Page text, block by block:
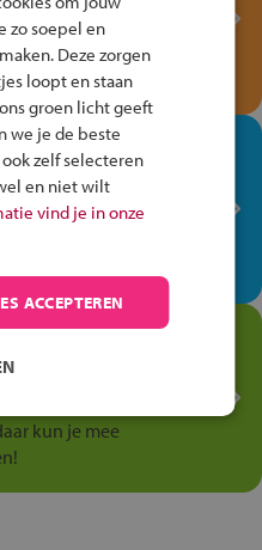
Veilig Verkeersspel
Cortina-fiets!
ben je op je
het vmbo jouw talent
waar elke dag
in de
en Logistiek
kun je mee
zo soepel en
Deze zorgen
loopt en staan
groen licht geeft
we je de beste
zelf selecteren
en niet wilt
vind je in onze
ACCEPTEREN